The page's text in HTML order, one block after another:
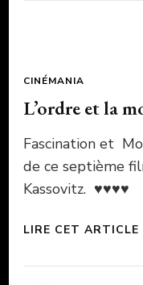
CINÉMANIA
L’ordre et la
Fascination et
de ce septième
Kassovitz. ♥♥♥♥
LIRE CET ARTICLE